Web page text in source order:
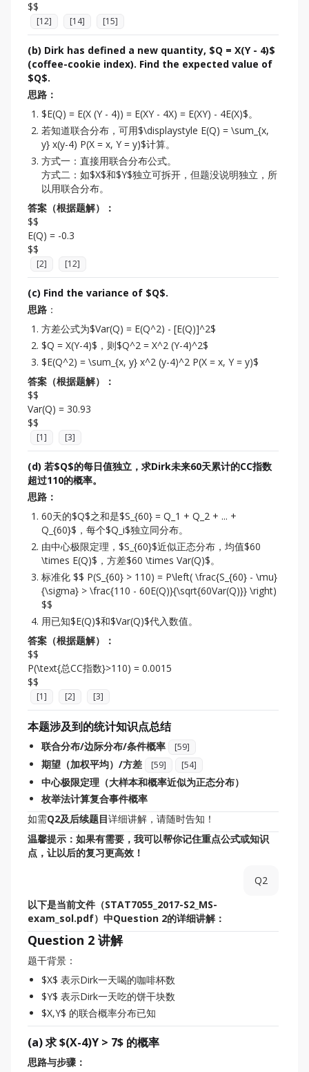
[12] [14] [15]
(b) Dirk has defined a new quantity, $Q = X(Y - 4)$
(coffee-cookie index). Find the expected value of
$Q$.
思路：
$E(Q) = E(X (Y - 4)) = E(XY - 4X) = E(XY) - 4E(X)$。
若知道联合分布，可用$\displaystyle E(Q) = \sum_{x,
y} x(y-4) P(X = x, Y = y)$计算。
方式一：直接用联合分布公式。
方式二：如$X$和$Y$独立可拆开，但题没说明独立，所
以用联合分布。
答案（根据题解）：
$$
E(Q) = -0.3
[2] [12]
(c) Find the variance of $Q$.
思路 ：
方差公式为$Var(Q) = E(Q^2) - [E(Q)]^2$
$Q = X(Y-4)$，则$Q^2 = X^2 (Y-4)^2$
$E(Q^2) = \sum_{x, y} x^2 (y-4)^2 P(X = x, Y = y)$
答案（根据题解）：
$$
Var(Q) = 30.93
[1] [3]
(d) 若$Q$的每日值独立，求Dirk未来60天累计的CC指数
超过110的概率。
思路：
60天的$Q$之和是$S_{60} = Q_1 + Q_2 + ... +
Q_{60}$，每个$Q_i$独立同分布。
由中心极限定理，$S_{60}$近似正态分布，均值$60
\times E(Q)$，方差$60 \times Var(Q)$。
标准化 $$ P(S_{60} > 110) = P\left( \frac{S_{60} - \mu}
{\sigma} > \frac{110 - 60E(Q)}{\sqrt{60Var(Q)}} \right)
$$
用已知$E(Q)$和$Var(Q)$代入数值。
答案（根据题解）：
$$
P(\text{总CC指数}>110) = 0.0015
[1] [2] [3]
本题涉及到的统计知识点总结
联合分布/边际分布/条件概率 [59]
期望（加权平均）/方差 [59] [54]
中心极限定理（大样本和概率近似为正态分布）
枚举法计算复合事件概率
如需Q2及后续题目详细讲解，请随时告知！
温馨提示：如果有需要，我可以帮你记住重点公式或知识
点，让以后的复习更高效！
Q2
以下是当前文件（STAT7055_2017-S2_MS-
exam_sol.pdf）中Question 2的详细讲解：
Question 2 讲解
题干背景：
$X$ 表示Dirk一天喝的咖啡杯数
$Y$ 表示Dirk一天吃的饼干块数
$X,Y$ 的联合概率分布已知
(a) 求 $(X-4)Y > 7$ 的概率
思路与步骤：